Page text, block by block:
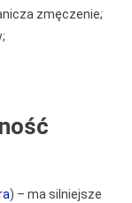
zmęczenie;
) – ma silniejsze